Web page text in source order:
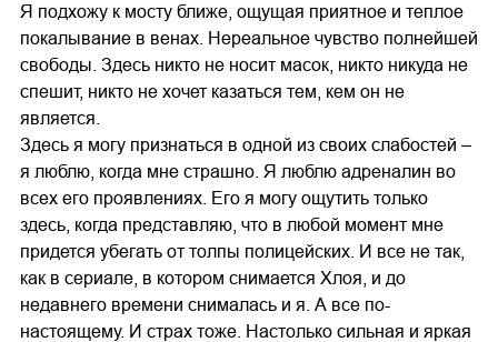
Я подхожу к мосту ближе, ощущая приятное и теплое
покалывание в венах. Нереальное чувство полнейшей
свободы. Здесь никто не носит масок, никто никуда не
спешит, никто не хочет казаться тем, кем он не
является.
Здесь я могу признаться в одной из своих слабостей –
я люблю, когда мне страшно. Я люблю адреналин во
всех его проявлениях. Его я могу ощутить только
здесь, когда представляю, что в любой момент мне
придется убегать от толпы полицейских. И все не так,
как в сериале, в котором снимается Хлоя, и до
недавнего времени снималась и я. А все по-
настоящему. И страх тоже. Настолько сильная и яркая